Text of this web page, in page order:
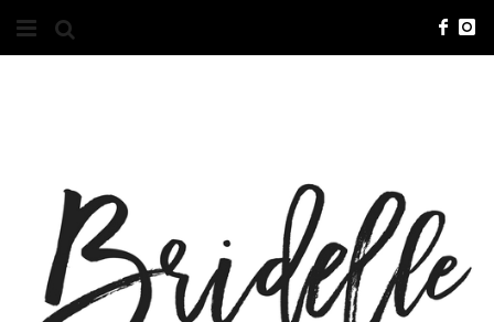
O NAS
KONTAKT
REKLAMA